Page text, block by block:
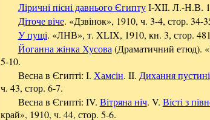
Ліричні пісні давнього ЄгиптуІ-XII. Л.-Н.В.
Діточе віче. «Дзвінок», 1910, ч. 3-4, стор. 34-
У пущі. «ЛНВ», т. XLIX, 1910, кн. 3, стор.
Йоганна жінка Хусова (Драматичний етюд).
5-10.
Весна в Єгипті: І. Хамсін. II. Дихання пустині
ч. 43, стор. 6-7.
Весна в Єгипті: IV. Вітряна ніч. V. Вісті з
край», 1910, ч. 44, стор. 5-6.